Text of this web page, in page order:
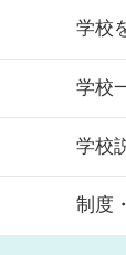
学校
学校
学校
制度